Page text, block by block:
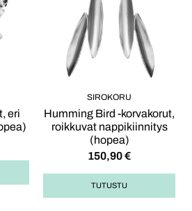
eri
SIROKORU
Humming Bird -korvakorut,
roikkuvat nappikiinnitys
(hopea)
150,90€
TUTUSTU